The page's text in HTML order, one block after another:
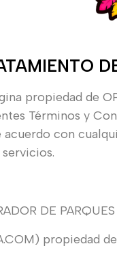
propiedad de
Términos y
con
DE
propiedad